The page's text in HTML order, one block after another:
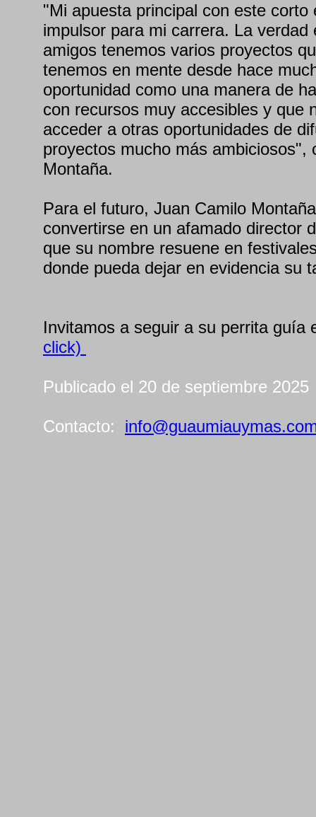
"Mi apuesta principal con este corto
impulsor para mi carrera. La verdad
amigos tenemos varios proyectos
tenemos en mente desde hace
oportunidad como una manera de
con recursos muy accesibles y que
acceder a otras oportunidades de
proyectos mucho más ambiciosos",
Montaña.
Para el futuro, Juan Camilo
convertirse en un afamado director
que su nombre resuene en
donde pueda dejar en evidencia su
Invitamos a seguir a su perrita guía
click)
Publicado el 20 de septiembre 2025
Contacto: